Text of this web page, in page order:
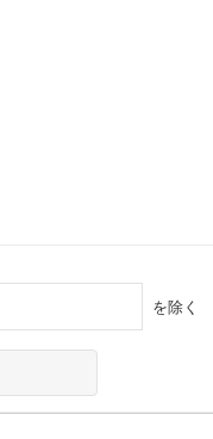
を除く